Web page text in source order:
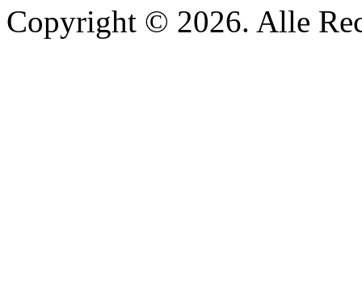
Copyright © 2026. Alle